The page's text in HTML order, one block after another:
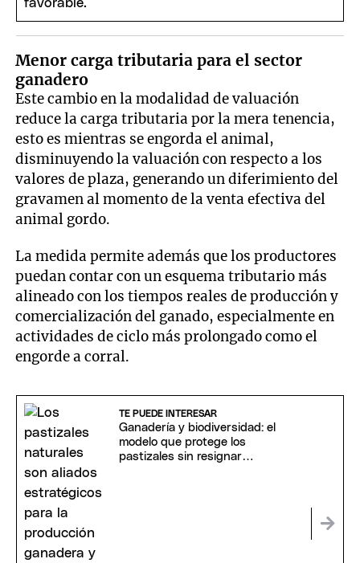
Menor carga tributaria para el sector
ganadero
Este cambio en la modalidad de valuación
reduce la carga tributaria por la mera tenencia,
esto es mientras se engorda el animal,
disminuyendo la valuación con respecto a los
valores de plaza, generando un diferimiento del
gravamen al momento de la venta efectiva del
animal gordo.
La medida permite además que los productores
puedan contar con un esquema tributario más
alineado con los tiempos reales de producción y
comercialización del ganado, especialmente en
actividades de ciclo más prolongado como el
engorde a corral.
TE PUEDE INTERESAR
Ganadería y biodiversidad: el
modelo que protege los
pastizales sin resignar